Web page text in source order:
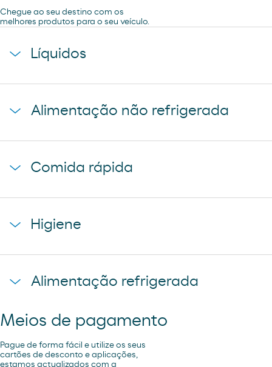
Chegue ao seu destino com os
melhores produtos para o seu veículo.
Líquidos
coca-cola
cerveza mahou clasica
Alimentação não refrigerada
donuts
galletas filipinos
cheetos pandilla
Comida rápida
caffe latte kaiku
sadwich mediterraneo
Higiene
compresas evax
tampax compak
Alimentação refrigerada
coca cao shake
minifuet sticks
Meios de pagamento
Pague de forma fácil e utilize os seus
cartões de desconto e aplicações,
estamos actualizados com a